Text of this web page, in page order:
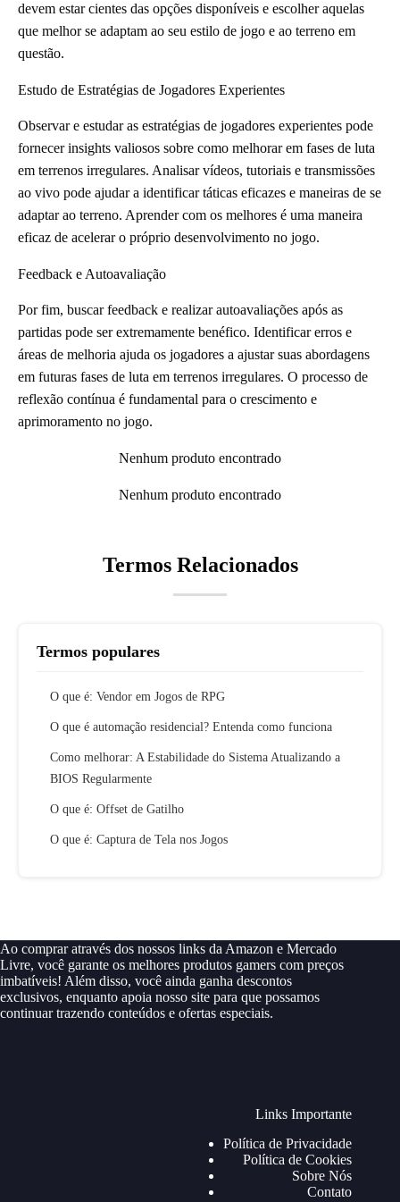
devem estar cientes das opções disponíveis e escolher aquelas
que melhor se adaptam ao seu estilo de jogo e ao terreno em
questão.
Estudo de Estratégias de Jogadores Experientes
Observar e estudar as estratégias de jogadores experientes pode
fornecer insights valiosos sobre como melhorar em fases de luta
em terrenos irregulares. Analisar vídeos, tutoriais e transmissões
ao vivo pode ajudar a identificar táticas eficazes e maneiras de se
adaptar ao terreno. Aprender com os melhores é uma maneira
eficaz de acelerar o próprio desenvolvimento no jogo.
Feedback e Autoavaliação
Por fim, buscar feedback e realizar autoavaliações após as
partidas pode ser extremamente benéfico. Identificar erros e
áreas de melhoria ajuda os jogadores a ajustar suas abordagens
em futuras fases de luta em terrenos irregulares. O processo de
reflexão contínua é fundamental para o crescimento e
aprimoramento no jogo.
Nenhum produto encontrado
Nenhum produto encontrado
Termos Relacionados
Termos populares
O que é: Vendor em Jogos de RPG
O que é automação residencial? Entenda como funciona
Como melhorar: A Estabilidade do Sistema Atualizando a
BIOS Regularmente
O que é: Offset de Gatilho
O que é: Captura de Tela nos Jogos
Ao comprar através dos nossos links da Amazon e Mercado
Livre, você garante os melhores produtos gamers com preços
imbatíveis! Além disso, você ainda ganha descontos
exclusivos, enquanto apoia nosso site para que possamos
continuar trazendo conteúdos e ofertas especiais.
Links Importante
Política de Privacidade
Política de Cookies
Sobre Nós
Contato